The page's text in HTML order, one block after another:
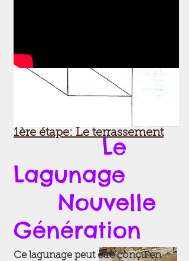
Conception et Réalisation du
Bassin avec le Lagunage:
Le
Lagunage
Nouvelle
Génération
1ère étape: Le terrassement
Ce lagunage peut être conçu en